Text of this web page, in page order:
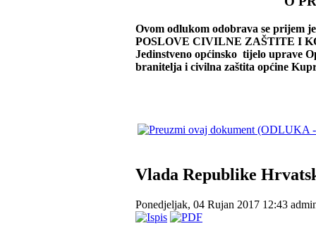
Ovom odlukom odobrava se
POSLOVE CIVILNE ZAŠTITE I
Jedinstveno općinsko tijelo uprave
branitelja i civilna zaštita općine
Vlada Republike
Ponedjeljak, 04 Rujan 2017 12:43